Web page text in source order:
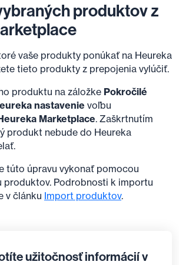
produktov z
vaše produkty ponúkať na Heureka
tieto produkty z prepojenia vylúčiť.
produktu na záložke Pokročilé
nastavenie voľbu
Marketplace. Zaškrtnutím
produkt nebude do Heureka
túto úpravu vykonať pomocou
produktov. Podrobnosti k importu
v článku Import produktov.
užitočnosť informácií v